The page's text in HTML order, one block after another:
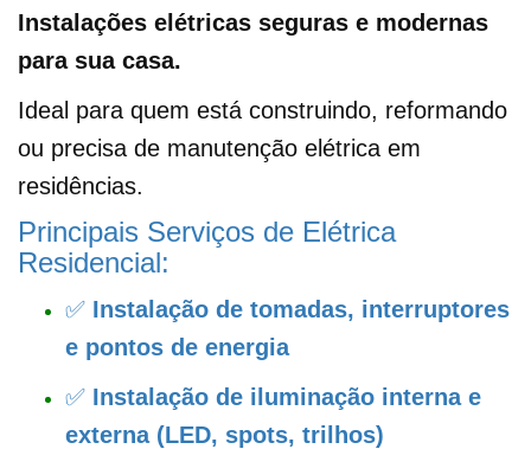
Instalações elétricas seguras e modernas
para sua casa.
Ideal para quem está construindo, reformando
ou precisa de manutenção elétrica em
residências.
Principais Serviços de Elétrica
Residencial:
✅ Instalação de tomadas, interruptores
e pontos de energia
✅ Instalação de iluminação interna e
externa (LED, spots, trilhos)